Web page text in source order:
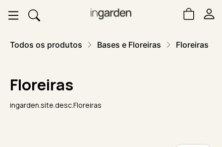
Todos os produtos Bases e Floreiras Floreiras
Floreiras
ingarden.site.desc.Floreiras